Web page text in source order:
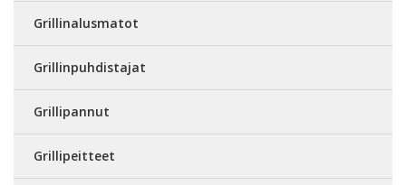
Grillinalusmatot
Grillinpuhdistajat
Grillipannut
Grillipeitteet